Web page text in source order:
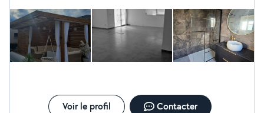
Voir le profil Contacter